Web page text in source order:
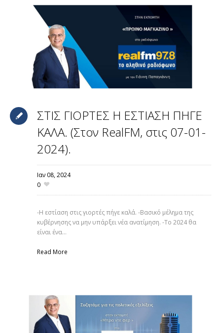
ΣΤΙΣ ΓΙΟΡΤΕΣ Η ΕΣΤΙΑΣΗ ΠΗΓΕ
ΚΑΛΑ. (Στον RealFM, στις 07-01-
2024).
Ιαν 08,2024
0
-Η εστίαση στις γιορτές πήγε καλά. -Βασικό μέλημα της
κυβέρνησης να μην υπάρξει νέα ανατίμηση. -Το 2024 θα
είναι ένα...
Read More